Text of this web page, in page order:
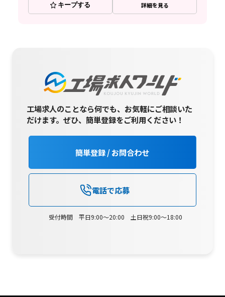
キープする 詳細を見る
工場求人のことなら何でも、お気軽にご相談いた
だけます。ぜひ、簡単登録をご利用ください！
簡単登録 / お問合わせ
電話で応募
受付時間 平日9:00～20:00 土日祝9:00～18:00